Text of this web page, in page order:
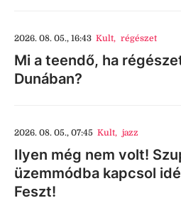
2026. 08. 05., 16:43 Kult, régészet
Mi a teendő, ha
Dunában?
2026. 08. 05., 07:45 Kult, jazz
Ilyen még nem volt!
üzemmódba kapcsol
Feszt!